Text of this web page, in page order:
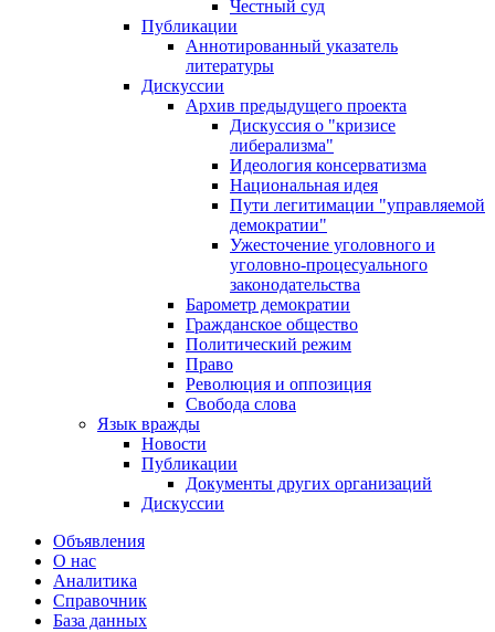
Честный суд
Публикации
Аннотированный указатель
литературы
Дискуссии
Архив предыдущего проекта
Дискуссия о "кризисе
либерализма"
Идеология консерватизма
Национальная идея
Пути легитимации "управляемой
демократии"
Ужесточение уголовного и
уголовно-процесуального
законодательства
Барометр демократии
Гражданское общество
Политический режим
Право
Революция и оппозиция
Свобода слова
Язык вражды
Новости
Публикации
Документы других организаций
Дискуссии
Объявления
О нас
Аналитика
Справочник
База данных